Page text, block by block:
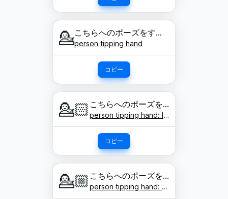
💁 こちらへのポーズをする人
person tipping hand
コピー
💁🏻 こちらへのポーズをする人: 明るい肌色
person tipping hand: light skin tone
コピー
💁🏼 こちらへのポーズをする人: やや明るい肌色
person tipping hand: medium-light skin tone